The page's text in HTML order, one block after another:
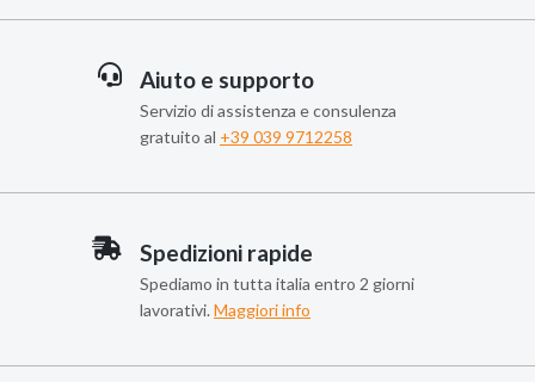
Aiuto e supporto
Servizio di assistenza e consulenza
gratuito al +39 039 9712258
Spedizioni rapide
Spediamo in tutta italia entro 2 giorni
lavorativi. Maggiori info